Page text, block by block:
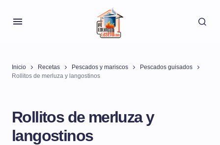
Inicio Recetas Pescados y mariscos
Pescados guisados
Rollitos de merluza y langostinos
Rollitos de merluza y
langostinos